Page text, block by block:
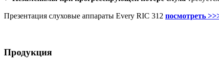
Презентация слуховые аппараты Every RIC 312 посмотреть
Продукция